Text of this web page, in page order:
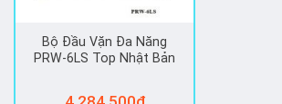
Bộ Đầu Vặn Đa Năng
PRW-6LS Top Nhật Bản